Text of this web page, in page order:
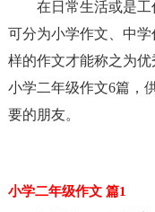
在日常生活或是
可分为小学作文、中
样的作文才能称之为
小学二年级作文6篇，
要的朋友。
小学二年级作文 篇1